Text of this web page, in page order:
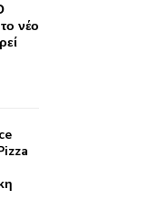
νέο